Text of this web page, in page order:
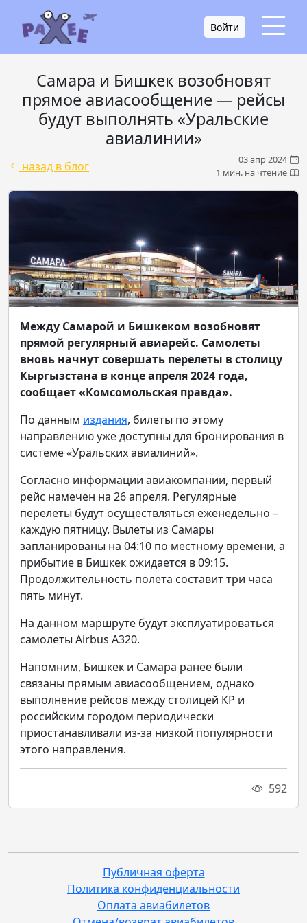
Войти
Самара и Бишкек возобновят
прямое авиасообщение — рейсы
будут выполнять «Уральские
авиалинии»
назад в блог
03 апр 2024
1 мин. на чтение
Между Самарой и Бишкеком возобновят
прямой регулярный авиарейс. Самолеты
вновь начнут совершать перелеты в столицу
Кыргызстана в конце апреля 2024 года,
сообщает «Комсомольская правда».
По данным издания, билеты по этому
направлению уже доступны для бронирования в
системе «Уральских авиалиний».
Согласно информации авиакомпании, первый
рейс намечен на 26 апреля. Регулярные
перелеты будут осуществляться еженедельно –
каждую пятницу. Вылеты из Самары
запланированы на 04:10 по местному времени, а
прибытие в Бишкек ожидается в 09:15.
Продолжительность полета составит три часа
пять минут.
На данном маршруте будут эксплуатироваться
самолеты Airbus A320.
Напомним, Бишкек и Самара ранее были
связаны прямым авиасообщением, однако
выполнение рейсов между столицей КР и
российским городом периодически
приостанавливали из-за низкой популярности
этого направления.
592
Публичная оферта
Политика конфиденциальности
Оплата авиабилетов